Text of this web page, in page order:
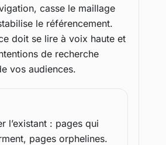
casse le maillage
le référencement.
doit se lire à voix haute et
de recherche
vos audiences.
l’existant : pages qui
pages orphelines.